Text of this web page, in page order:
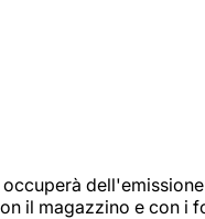
il magazzino e con i